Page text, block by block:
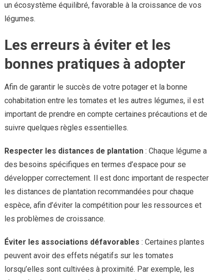
un écosystème équilibré, favorable à la croissance de vos
légumes.
Les erreurs à éviter et les
bonnes pratiques à adopter
Afin de garantir le succès de votre potager et la bonne
cohabitation entre les tomates et les autres légumes, il est
important de prendre en compte certaines précautions et de
suivre quelques règles essentielles.
Respecter les distances de plantation: Chaque légume a
des besoins spécifiques en termes d’espace pour se
développer correctement. Il est donc important de respecter
les distances de plantation recommandées pour chaque
espèce, afin d’éviter la compétition pour les ressources et
les problèmes de croissance.
Éviter les associations défavorables : Certaines plantes
peuvent avoir des effets négatifs sur les tomates
lorsqu’elles sont cultivées à proximité. Par exemple, les